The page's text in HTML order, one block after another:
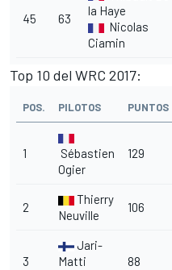
45 63
la Haye
Nicolas
Ciamin
Top 10 del WRC 2017:
POS. PILOTOS PUNTOS
1
Sébastien
Ogier
129
2
Thierry
Neuville
106
3
Jari-
Matti
88